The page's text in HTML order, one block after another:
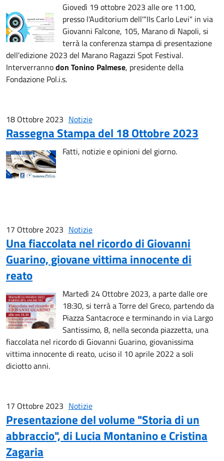
Giovedì 19 ottobre 2023 alle ore 11:00,
presso l'Auditorium dell'"IIs Carlo Levi" in via
Giovanni Falcone, 105, Marano di Napoli, si
terrà la conferenza stampa di presentazione
dell'edizione 2023 del Marano Ragazzi Spot Festival.
Interverrannodon Tonino Palmese, presidente della
Fondazione Pol.i.s.
18 Ottobre 2023 Notizie
Rassegna Stampa del 18 Ottobre 2023
Fatti, notizie e opinioni del giorno.
17 Ottobre 2023 Notizie
Una fiaccolata nel ricordo di Giovanni
Guarino, giovane vittima innocente di
reato
Martedì 24 Ottobre 2023, a parte dalle ore
18:30, si terrà a Torre del Greco, partendo da
Piazza Santacroce e terminando in via Largo
Santissimo, 8, nella seconda piazzetta, una
fiaccolata nel ricordo di Giovanni Guarino, giovanissima
vittima innocente di reato, uciso il 10 aprile 2022 a soli
diciotto anni.
17 Ottobre 2023 Notizie
Presentazione del volume "Storia di un
abbraccio", di Lucia Montanino e Cristina
Zagaria